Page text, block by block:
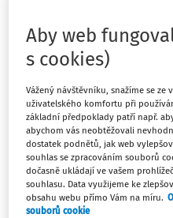
Zatímco starší děti už
styly většinou spíš v
Máte
Aby web
s cookies)
Vážený návštěvníku, snažíme se
uživatelského komfortu při
základní předpoklady patří např.
abychom vás neobtěžovali
dostatek podnětů, jak web
souhlas se zpracováním souborů
dočasně ukládají ve vašem
souhlasu. Data využijeme ke
obsahu webu přímo Vám na míru.
souborů cookie